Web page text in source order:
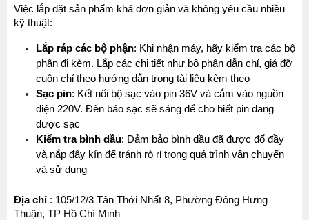
Việc lắp đặt sản phẩm khá đơn giản và không yêu cầu nhiều
kỹ thuật:
Lắp ráp các bộ phận: Khi nhận máy, hãy kiểm tra các bộ
phận đi kèm. Lắp các chi tiết như bộ phận dẫn chỉ, giá đỡ
cuộn chỉ theo hướng dẫn trong tài liệu kèm theo
Sạc pin: Kết nối bộ sạc vào pin 36V và cắm vào nguồn
điện 220V. Đèn báo sạc sẽ sáng để cho biết pin đang
được sạc
Kiểm tra bình dầu: Đảm bảo bình dầu đã được đổ đầy
và nắp đậy kín để tránh rò rỉ trong quá trình vận chuyển
và sử dụng
Địa chỉ : 105/12/3 Tân Thới Nhất 8, Phường Đông Hưng
Thuận, TP Hồ Chí Minh
Thứ tư, 20/11/2024
Thứ tư, 20/11/2024
Đăng nhập để xem giá sỉ
Giá bán lẻ:
MÁY QUẤN DÂY ĐAI TỰ ĐỘNG
Đăng nhập để xem giá sỉ
Giá bán lẻ:
MÁY CẮT DẢI ĐAI ĐIỆN TỬ TỰ ĐỘNG